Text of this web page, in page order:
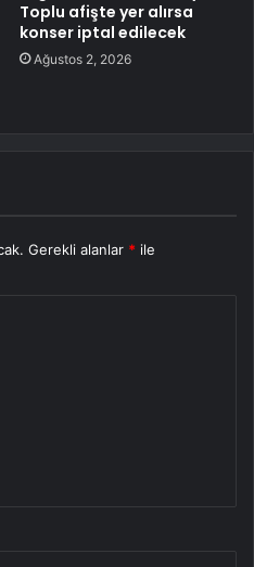
Toplu afişte yer alırsa
konser iptal edilecek
Ağustos 2, 2026
Gerekli alanlar * ile